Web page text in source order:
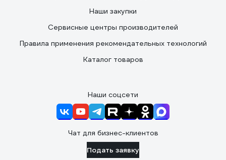
Наши закупки
Сервисные центры производителей
Правила применения рекомендательных технологий
Каталог товаров
Наши соцсети
Чат для бизнес-клиентов
Подать заявку